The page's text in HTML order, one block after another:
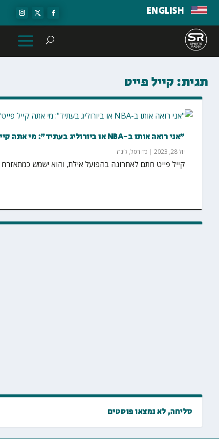
ENGLISH
תגית: קייל פייט
"אני רואה אותו ב-NBA או ביורוליג בעתיד": מי אתה קייל פייט?
יול 28, 2023 | כדורסל, ליגה
קייל פייט חתם לאחרונה בהפועל אילת, והוא ישמש
סליחה, לא נמצאו פוסטים